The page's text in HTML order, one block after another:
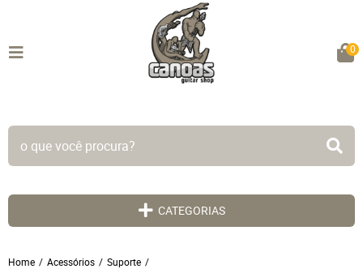
TODO SITE EM ATÉ 5X SEM JUROS!
0
CATEGORIAS
Home Acessórios
Suporte